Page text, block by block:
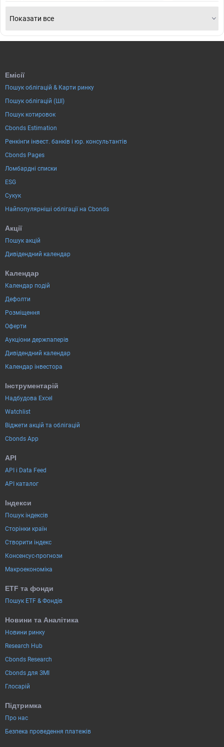
Показати все
Емісії
Пошук облігацій & Карти ринку
Пошук облігацій (ШІ)
Пошук котировок
Cbonds Estimation
Ренкінги інвест. банків і юр. консультантів
Cbonds Pages
Ломбардні списки
ESG
Сукук
Найпопулярніші облігації на Cbonds
Акції
Пошук акцій
Дивідендний календар
Календар
Календар подій
Дефолти
Розміщення
Оферти
Аукціони держпаперів
Дивідендний календар
Календар інвестора
Інструментарій
Надбудова Excel
Watchlist
Віджети акцій та облігацій
Cbonds App
API
API і Data Feed
API каталог
Індекси
Пошук індексів
Сторінки країн
Створити індекс
Консенсус-прогнози
Макроекономіка
ETF та фонди
Пошук ETF & Фондів
Новини та Аналітика
Новини ринку
Research Hub
Cbonds Research
Cbonds для ЗМІ
Глосарій
Підтримка
Про нас
Безпека проведення платежів